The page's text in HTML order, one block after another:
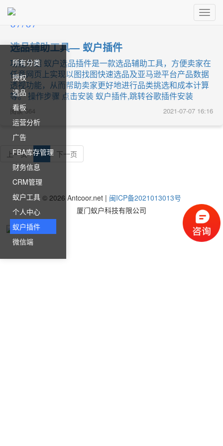
所有分类
授权
选品
看板
运营分析
广告
FBA库存管理
财务信息
CRM管理
蚁户工具
个人中心
蚁户插件
微信端
07/07
选品辅助工具— 蚁户插件
功能介绍 蚁户选品插件是一款选品辅助工具，方便卖家在
任意网页上实现以图找图快速选品及亚马逊平台产品数据
透视功能，从而帮助卖家更好地进行品类挑选和成本计算
等。 操作步骤 点击安装 蚁户插件,跳转谷歌插件安装
阅读564 2021-07-07 16:16
上一页 1 下一页
© 2026 Antcoor.net | 闽ICP备2021013013号
厦门蚁户科技有限公司